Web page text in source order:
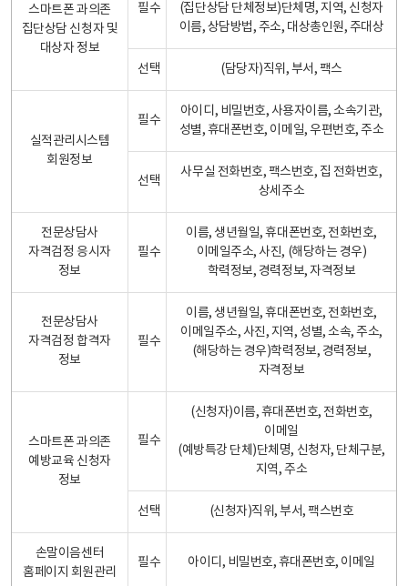
스마트폰 과의존
집단상담 신청자 및
대상자 정보
필수
(집단상담 단체정보)단체명, 지역, 신청자
이름, 상담방법, 주소, 대상총인원, 주대상
선택 (담당자)직위, 부서, 팩스
실적관리시스템
회원정보
필수
아이디, 비밀번호, 사용자이름, 소속기관,
성별, 휴대폰번호, 이메일, 우편번호, 주소
선택
사무실 전화번호, 팩스번호, 집 전화번호,
상세주소
전문상담사
자격검정 응시자
정보
필수
이름, 생년월일, 휴대폰번호, 전화번호,
이메일주소, 사진, (해당하는 경우)
학력정보, 경력정보, 자격정보
전문상담사
자격검정 합격자
정보
필수
이름, 생년월일, 휴대폰번호, 전화번호,
이메일주소, 사진, 지역, 성별, 소속, 주소,
(해당하는 경우)학력정보, 경력정보,
자격정보
스마트폰 과의존
예방교육 신청자
정보
필수
(신청자)이름, 휴대폰번호, 전화번호,
이메일
(예방특강 단체)단체명, 신청자, 단체구분,
지역, 주소
선택 (신청자)직위, 부서, 팩스번호
손말이음센터
홈페이지 회원관리
필수 아이디, 비밀번호, 휴대폰번호, 이메일